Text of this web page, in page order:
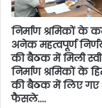
निर्माण श्रमिकों के
अनेक महत्वपूर्ण
की बैठक में मिली
निर्माण श्रमिकों के
की बैठक में लिए गए
फैसले….